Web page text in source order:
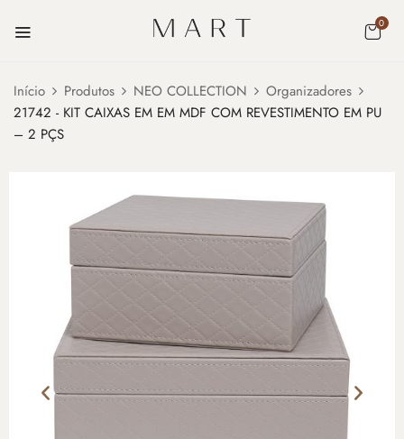
0
Início Produtos NEO COLLECTION
Organizadores
21742 - KIT CAIXAS EM EM MDF COM REVESTIMENTO EM PU
– 2 PÇS